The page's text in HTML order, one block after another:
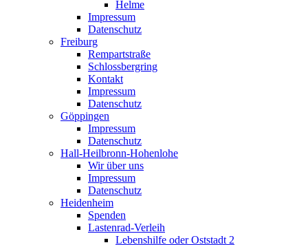
Helme
Impressum
Datenschutz
Freiburg
Rempartstraße
Schlossbergring
Kontakt
Impressum
Datenschutz
Göppingen
Impressum
Datenschutz
Hall-Heilbronn-Hohenlohe
Wir über uns
Impressum
Datenschutz
Heidenheim
Spenden
Lastenrad-Verleih
Lebenshilfe oder Oststadt 2